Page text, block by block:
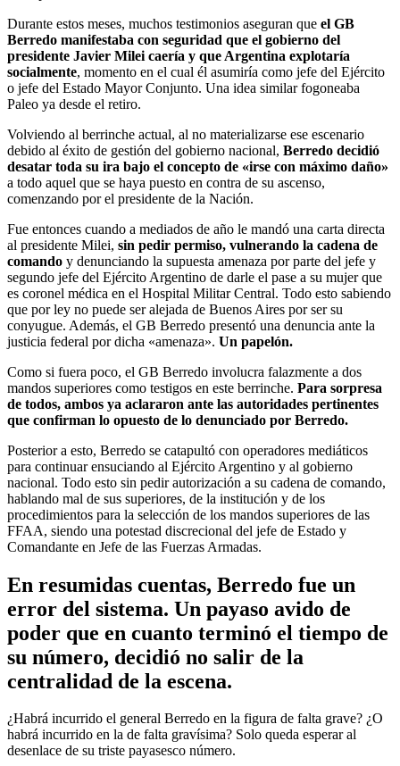
Durante estos meses, muchos testimonios aseguran que el GB
Berredo manifestaba con seguridad que el gobierno del
presidente Javier Milei caería y que Argentina explotaría
socialmente, momento en el cual él asumiría como jefe del Ejército
o jefe del Estado Mayor Conjunto. Una idea similar fogoneaba
Paleo ya desde el retiro.
Volviendo al berrinche actual, al no materializarse ese escenario
debido al éxito de gestión del gobierno nacional, Berredo decidió
desatar toda su ira bajo el concepto de «irse con máximo daño»
a todo aquel que se haya puesto en contra de su ascenso,
comenzando por el presidente de la Nación.
Fue entonces cuando a mediados de año le mandó una carta directa
al presidente Milei, sin pedir permiso, vulnerando la cadena de
comando y denunciando la supuesta amenaza por parte del jefe y
segundo jefe del Ejército Argentino de darle el pase a su mujer que
es coronel médica en el Hospital Militar Central. Todo esto sabiendo
que por ley no puede ser alejada de Buenos Aires por ser su
conyugue. Además, el GB Berredo presentó una denuncia ante la
justicia federal por dicha «amenaza». Un papelón.
Como si fuera poco, el GB Berredo involucra falazmente a dos
mandos superiores como testigos en este berrinche. Para sorpresa
de todos, ambos ya aclararon ante las autoridades pertinentes
que confirman lo opuesto de lo denunciado por Berredo.
Posterior a esto, Berredo se catapultó con operadores mediáticos
para continuar ensuciando al Ejército Argentino y al gobierno
nacional. Todo esto sin pedir autorización a su cadena de comando,
hablando mal de sus superiores, de la institución y de los
procedimientos para la selección de los mandos superiores de las
FFAA, siendo una potestad discrecional del jefe de Estado y
Comandante en Jefe de las Fuerzas Armadas.
En resumidas cuentas, Berredo fue un
error del sistema. Un payaso avido de
poder que en cuanto terminó el tiempo de
su número, decidió no salir de la
centralidad de la escena.
¿Habrá incurrido el general Berredo en la figura de falta grave? ¿O
habrá incurrido en la de falta gravísima? Solo queda esperar al
desenlace de su triste payasesco número.